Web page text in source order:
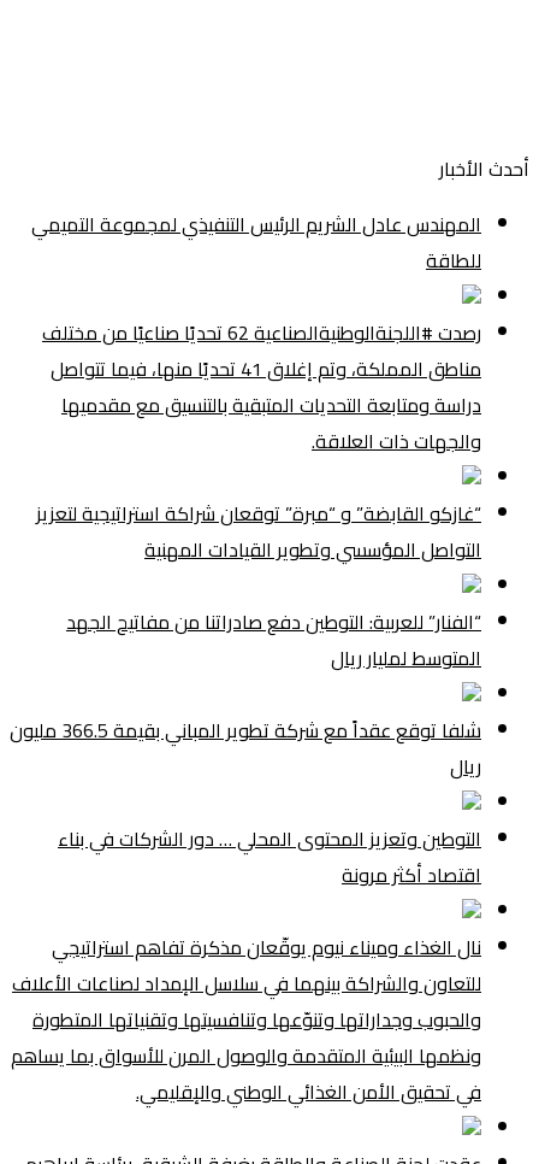
أحدث الأخبار
المهندس عادل الشريم الرئيس التنفيذي لمجموعة التميمي
للطاقة
رصدت #اللجنةالوطنيةالصناعية 62 تحديًا صناعيًا من مختلف
مناطق المملكة، وتم إغلاق 41 تحديًا منها، فيما تتواصل
دراسة ومتابعة التحديات المتبقية بالتنسيق مع مقدميها
والجهات ذات العلاقة.
“غازكو القابضة” و “مبرة” توقعان شراكة استراتيجية لتعزيز
التواصل المؤسسي وتطوير القيادات المهنية
“الفنار” للعربية: التوطين دفع صادراتنا من مفاتيح الجهد
المتوسط لمليار ريال
شلفا توقع عقداً مع شركة تطوير المباني بقيمة 366.5 مليون
ريال
التوطين وتعزيز المحتوى المحلي … دور الشركات في بناء
اقتصاد أكثر مرونة
نال الغذاء وميناء نيوم يوقّعان مذكرة تفاهم استراتيجي
للتعاون والشراكة بينهما في سلاسل الإمداد لصناعات الأعلاف
والحبوب وجداراتها وتنوّعها وتنافسيتها وتقنياتها المتطورة
ونظمها البيئية المتقدمة والوصول المرن للأسواق بما يساهم
في تحقيق الأمن الغذائي الوطني والإقليمي.